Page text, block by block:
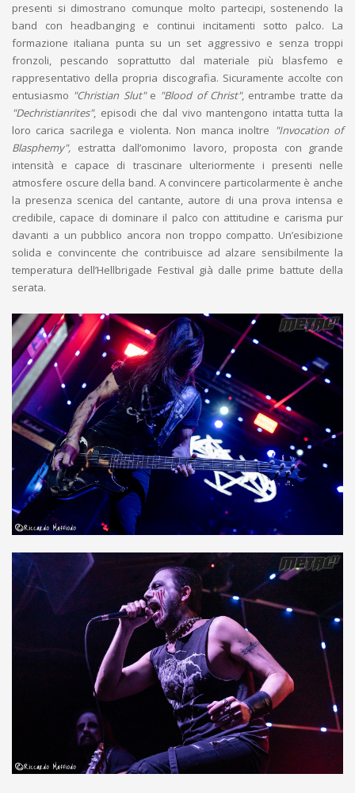
presenti si dimostrano comunque molto partecipi, sostenendo la
band con headbanging e continui incitamenti sotto palco. La
formazione italiana punta su un set aggressivo e senza troppi
fronzoli, pescando soprattutto dal materiale più blasfemo e
rappresentativo della propria discografia. Sicuramente accolte con
entusiasmo "Christian Slut"e "Blood of Christ", entrambe tratte da
"Dechristianrites", episodi che dal vivo mantengono intatta tutta la
loro carica sacrilega e violenta. Non manca inoltre "Invocation of
Blasphemy", estratta dall’omonimo lavoro, proposta con grande
intensità e capace di trascinare ulteriormente i presenti nelle
atmosfere oscure della band. A convincere particolarmente è anche
la presenza scenica del cantante, autore di una prova intensa e
credibile, capace di dominare il palco con attitudine e carisma pur
davanti a un pubblico ancora non troppo compatto. Un’esibizione
solida e convincente che contribuisce ad alzare sensibilmente la
temperatura dell’Hellbrigade Festival già dalle prime battute della
serata.